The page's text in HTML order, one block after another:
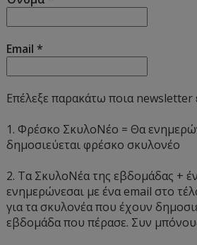
Email*
Επέλεξε παρακάτω ποια newsletter
1. Φρέσκο ΣκυλοΝέο = Θα
δημοσιεύεται φρέσκο σκυλονέο
2. Τα ΣκυλοΝέα της εβδομάδας +
ενημερώνεσαι με ένα email στο
για τα σκυλονέα που έχουν
εβδομάδα που πέρασε. Συν